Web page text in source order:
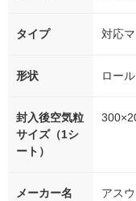
タイプ 対応
形状 ロール
封入後空気粒
サイズ（1シ
ート）
メーカー名 アス